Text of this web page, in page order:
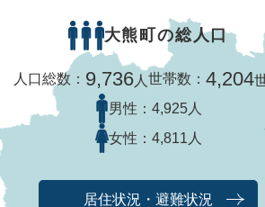
大熊町の総人口
人口総数： 9,736 人 世帯数： 4,204
男性： 4,925人
女性： 4,811人
居住状況・避難状況